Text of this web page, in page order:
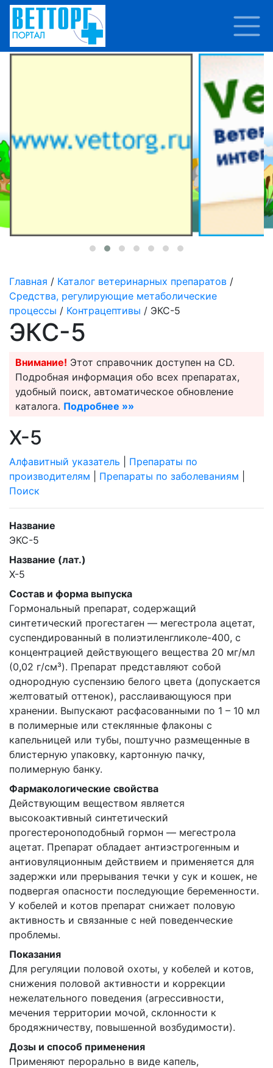
Главная / Каталог ветеринарных препаратов /
Средства, регулирующие метаболические
процессы / Контрацептивы / ЭКС-5
ЭКС-5
Внимание! Этот справочник доступен на CD.
Подробная информация обо всех препаратах,
удобный поиск, автоматическое обновление
каталога. Подробнее »»
X-5
Алфавитный указатель
Препараты по
производителям
Препараты по заболеваниям
Поиск
Название
ЭКС-5
Название (лат.)
X-5
Состав и форма выпуска
Гормональный препарат, содержащий
синтетический прогестаген — мегестрола ацетат,
суспендированный в полиэтиленгликоле-400, с
концентрацией действующего вещества 20 мг/мл
(0,02 г/см³). Препарат представляют собой
однородную суспензию белого цвета (допускается
желтоватый оттенок), расслаивающуюся при
хранении. Выпускают расфасованными по 1 – 10 мл
в полимерные или стеклянные флаконы с
капельницей или тубы, поштучно размещенные в
блистерную упаковку, картонную пачку,
полимерную банку.
Фармакологические свойства
Действующим веществом является
высокоактивный синтетический
прогестероноподобный гормон — мегестрола
ацетат. Препарат обладает антиэстрогенным и
антиовуляционным действием и применяется для
задержки или прерывания течки у сук и кошек, не
подвергая опасности последующие беременности.
У кобелей и котов препарат снижает половую
активность и связанные с ней поведенческие
проблемы.
Показания
Для регуляции половой охоты, у кобелей и котов,
снижения половой активности и коррекции
нежелательного поведения (агрессивности,
мечения территории мочой, склонности к
бродяжничеству, повышенной возбудимости).
Дозы и способ применения
Применяют перорально в виде капель,